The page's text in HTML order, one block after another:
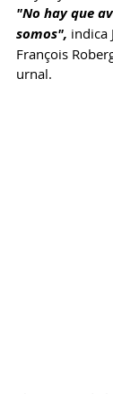
"No hay que
somos", indica
François
urnal.